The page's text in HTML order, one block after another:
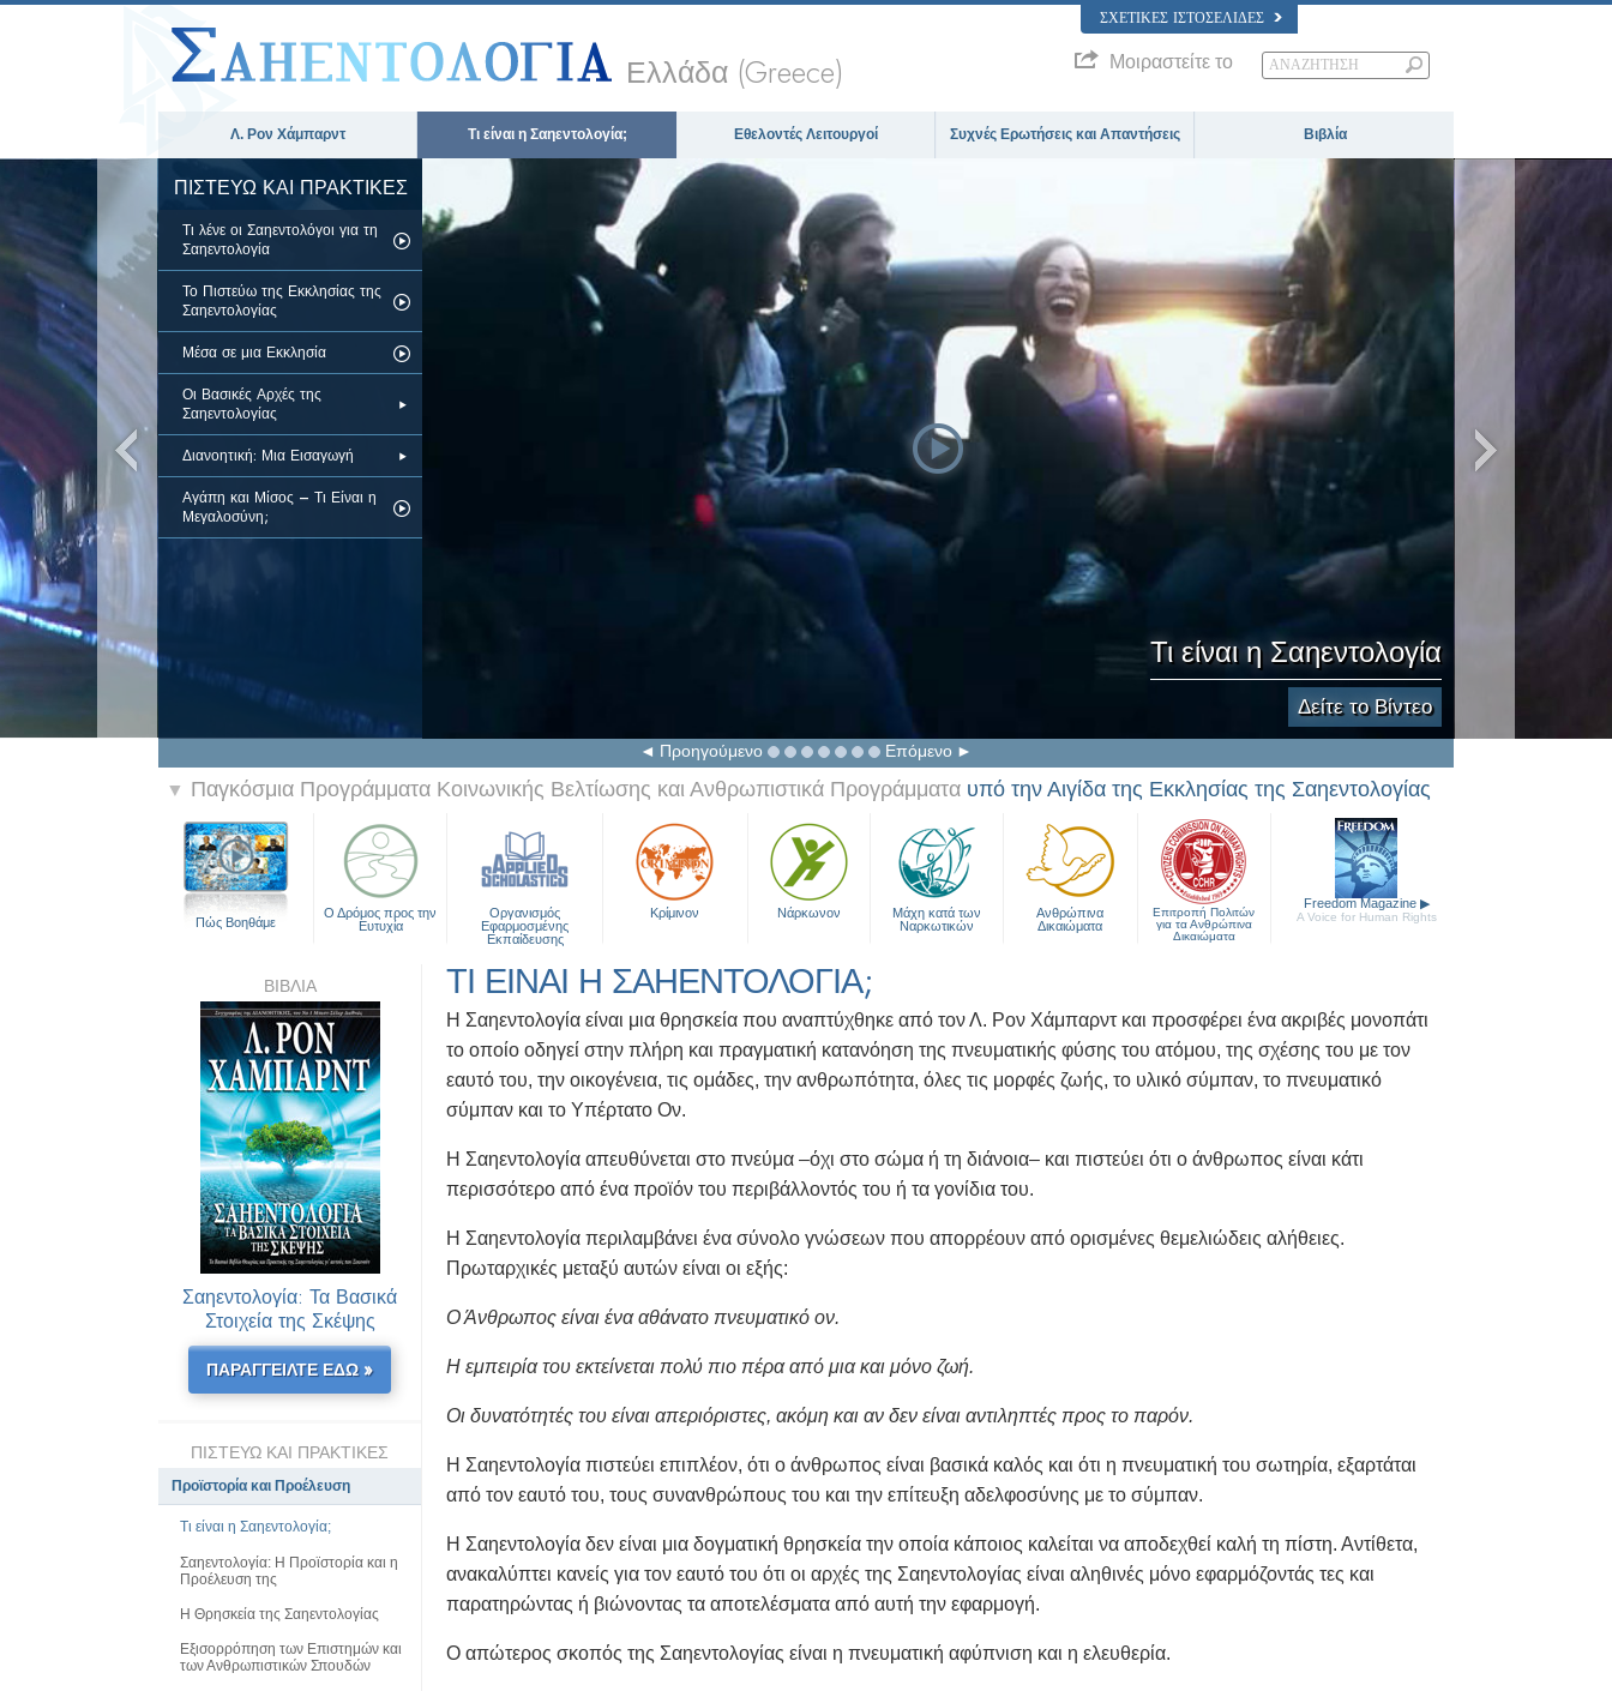
ΣΧΕΤΙΚΈΣ ΙΣΤΟΣΕΛΊΔΕΣ
Ελλάδα (Greece) Μοιραστείτε το
Λ. Ρον Χάμπαρντ Τι είναι η Σαηεντολογία; Εθελοντές Λειτουργοί Συχνές Ερωτήσεις και Απαντήσεις Βιβλία
ΠΙΣΤΕΥΩ ΚΑΙ ΠΡΑΚΤΙΚΕΣ
Τι λένε οι Σαηεντολόγοι για τη
Σαηεντολογία
Το Πιστεύω της Εκκλησίας της
Σαηεντολογίας
Μέσα σε μια Εκκλησία
Οι Βασικές Αρχές της
Σαηεντολογίας
Διανοητική: Μια Εισαγωγή
Αγάπη και Μίσος – Τι Είναι η
Μεγαλοσύνη;
Τι είναι η Σαηεντολογία
Δείτε το Βίντεο
Προηγούμενο Επόμενο
▼ Παγκόσμια Προγράμματα Κοινωνικής Βελτίωσης και Ανθρωπιστικά Προγράμματα υπό την Αιγίδα της Εκκλησίας της Σαηεντολογίας
Πώς Βοηθάμε
Ο Δρόμος προς την
Ευτυχία
Οργανισμός
Εφαρμοσμένης
Εκπαίδευσης
Κρίμινον Νάρκωνον
Μάχη κατά των
Ναρκωτικών
Ανθρώπινα
Δικαιώματα
Επιτροπή Πολιτών
για τα Ανθρώπινα
Δικαιώματα
Freedom Magazine ▶
A Voice for Human Rights
ΤΙ ΕΙΝΑΙ Η ΣΑΗΕΝΤΟΛΟΓΙΑ;
H Σαηεντολογία είναι μια θρησκεία που αναπτύχθηκε από τον Λ. Ρον Χάμπαρντ και προσφέρει ένα ακριβές μονοπάτι
το οποίο οδηγεί στην πλήρη και πραγματική κατανόηση της πνευματικής φύσης του ατόμου, της σχέσης του με τον
εαυτό του, την οικογένεια, τις ομάδες, την ανθρωπότητα, όλες τις μορφές ζωής, το υλικό σύμπαν, το πνευματικό
σύμπαν και το Υπέρτατο Ον.
H Σαηεντολογία απευθύνεται στο πνεύμα –όχι στο σώμα ή τη διάνοια– και πιστεύει ότι ο άνθρωπος είναι κάτι
περισσότερο από ένα προϊόν του περιβάλλοντός του ή τα γονίδια του.
Η Σαηεντολογία περιλαμβάνει ένα σύνολο γνώσεων που απορρέουν από ορισμένες θεμελιώδεις αλήθειες.
Πρωταρχικές μεταξύ αυτών είναι οι εξής:
Ο Άνθρωπος είναι ένα αθάνατο πνευματικό ον.
Η εμπειρία του εκτείνεται πολύ πιο πέρα από μια και μόνο ζωή.
Οι δυνατότητές του είναι απεριόριστες, ακόμη και αν δεν είναι αντιληπτές προς το παρόν.
Η Σαηεντολογία πιστεύει επιπλέον, ότι ο άνθρωπος είναι βασικά καλός και ότι η πνευματική του σωτηρία, εξαρτάται
από τον εαυτό του, τους συνανθρώπους του και την επίτευξη αδελφοσύνης με το σύμπαν.
Η Σαηεντολογία δεν είναι μια δογματική θρησκεία την οποία κάποιος καλείται να αποδεχθεί καλή τη πίστη. Αντίθετα,
ανακαλύπτει κανείς για τον εαυτό του ότι οι αρχές της Σαηεντολογίας είναι αληθινές μόνο εφαρμόζοντάς τες και
παρατηρώντας ή βιώνοντας τα αποτελέσματα από αυτή την εφαρμογή.
Ο απώτερος σκοπός της Σαηεντολογίας είναι η πνευματική αφύπνιση και η ελευθερία.
ΒΙΒΛΙΑ
Σαηεντολογία: Τα Βασικά
Στοιχεία της Σκέψης
ΠΑΡΑΓΓΕΙΛΤΕ ΕΔΩ »
ΠΙΣΤΕΥΩ ΚΑΙ ΠΡΑΚΤΙΚΕΣ
Προϊστορία και Προέλευση
Τι είναι η Σαηεντολογία;
Σαηεντολογία: Η Προϊστορία και η
Προέλευση της
Η Θρησκεία της Σαηεντολογίας
Εξισορρόπηση των Επιστημών και
των Ανθρωπιστικών Σπουδών